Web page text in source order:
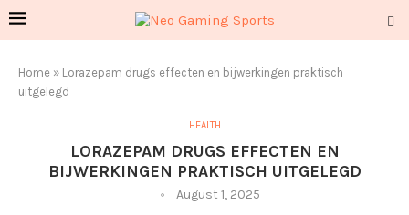
Home » Lorazepam drugs effecten en bijwerkingen praktisch
uitgelegd
HEALTH
LORAZEPAM DRUGS EFFECTEN EN
BIJWERKINGEN PRAKTISCH UITGELEGD
August 1, 2025